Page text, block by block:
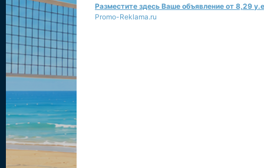
Разместите здесь Ваше объявление от 8,29
Promo-Reklama.ru